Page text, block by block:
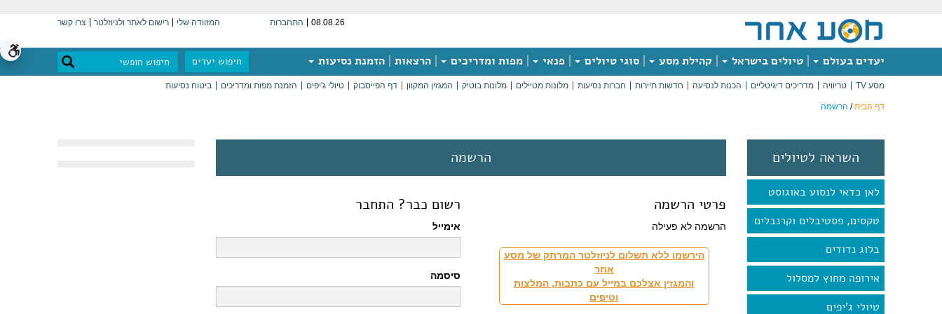
08.08.26 התחברות המזוודה שלי רישום לאתר ולניוזלטר צרו קשר
יעדים בעולם טיולים בישראל קהילת מסע סוגי טיולים פנאי מפות ומדריכים הרצאות הזמנת נסיעות חיפוש יעדים
מסע TV טריוויה מדריכים דיגיטליים הכנות לנסיעה חדשות תיירות חברות נסיעות מלונות מטיילים מלונות בוטיק המגזין המקוון דף הפייסבוק טיולי ג'יפים הזמנת מפות ומדריכים ביטוח נסיעות
דף הבית/ הרשמה
השראה לטיולים
לאן כדאי לנסוע באוגוסט
טקסים, פסטיבלים וקרנבלים
בלוג נדודים
אירופה מחוץ למסלול
טיולי ג'יפים
הרשמה
פרטי הרשמה
הרשמה לא פעילה
הירשמו ללא תשלום לניוזלטר המרתק של מסע
אחר
והמגזין אצלכם במייל עם כתבות, המלצות
וטיפים
רשום כבר? התחבר
אימייל
סיסמה